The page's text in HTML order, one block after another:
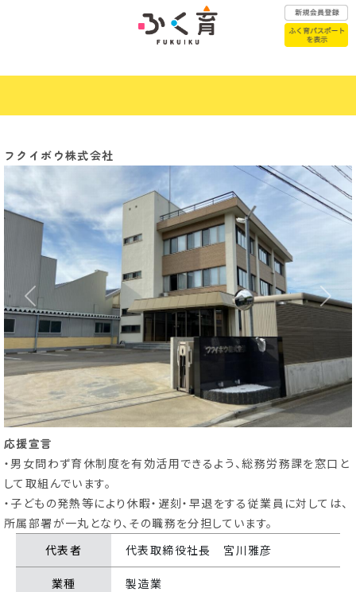
ふく育パスポートはこちら
生まれたら こどもの医療
子育て
相談窓口
こどもの
一時預かり
年代別子育て
お悩みQ&A
幼稚園・保育園
認定こども園
育休・再就職
ひとり親・
こどもの
遊び場
子育て
特集記事
従業員応援企業 ふく育応援団への登録
（事業者様向け）
フクイボウ株式会社
Previous Next
応援宣言
・男女問わず育休制度を有効活用できるよう、総務労務課を窓口と
して取組んでいます。
・子どもの発熱等により休暇・遅刻・早退をする従業員に対しては、
所属部署が一丸となり、その職務を分担しています。
代表者
代表取締役社長 宮川雅彦
業種 製造業